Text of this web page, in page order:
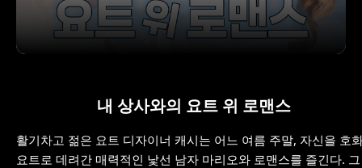
내 상사와의 요트 위 로맨스
활기차고 젊은 요트 디자이너 캐시는 어느 여름 주말, 자신을 호
요트로 데려간 매력적인 낯선 남자 마리오와 로맨스를 즐긴다. 그